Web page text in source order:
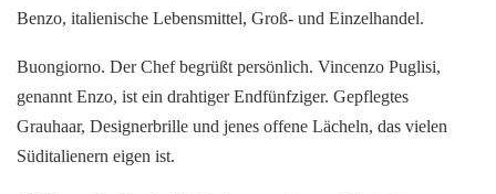
Benzo, italienische Lebensmittel, Groß- und Einzelhandel.
Buongiorno. Der Chef begrüßt persönlich. Vincenzo Puglisi,
genannt Enzo, ist ein drahtiger Endfünfziger. Gepflegtes
Grauhaar, Designerbrille und jenes offene Lächeln, das vielen
Süditalienern eigen ist.